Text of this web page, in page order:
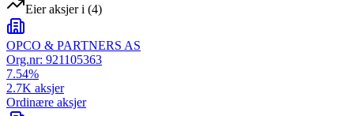
Eier aksjer i (4)
OPCO & PARTNERS AS
Org.nr: 921105363
7.54%
2.7K aksjer
Ordinære aksjer